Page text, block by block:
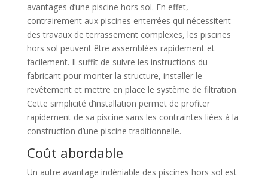
avantages d’une piscine hors sol. En effet,
contrairement aux piscines enterrées qui nécessitent
des travaux de terrassement complexes, les piscines
hors sol peuvent être assemblées rapidement et
facilement. Il suffit de suivre les instructions du
fabricant pour monter la structure, installer le
revêtement et mettre en place le système de filtration.
Cette simplicité d’installation permet de profiter
rapidement de sa piscine sans les contraintes liées à la
construction d’une piscine traditionnelle.
Coût abordable
Un autre avantage indéniable des piscines hors sol est